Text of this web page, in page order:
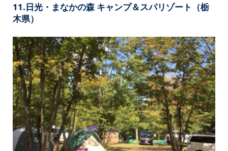
11.日光・まなかの森 キャンプ＆スパリゾート（栃
木県）